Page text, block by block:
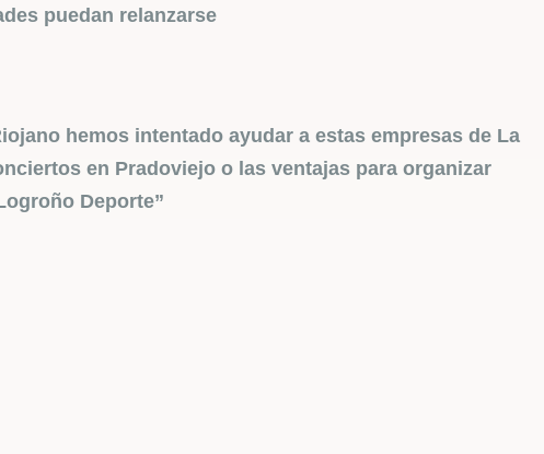
puedan relanzarse
hemos intentado ayudar a estas empresas de La
en Pradoviejo o las ventajas para organizar
Deporte”